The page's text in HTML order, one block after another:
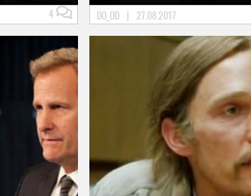
4 DO_OD | 27.08.2017